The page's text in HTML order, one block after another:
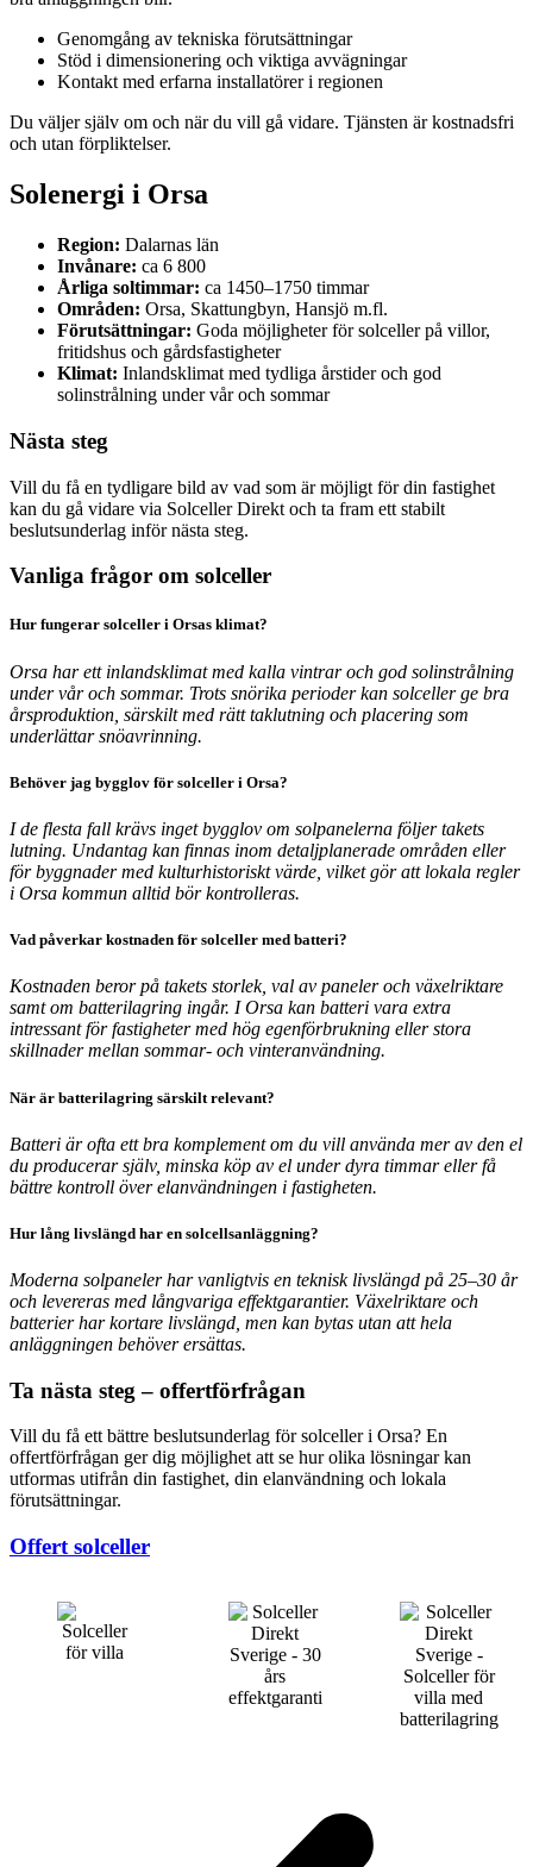
Genomgång av tekniska förutsättningar
Stöd i dimensionering och viktiga avvägningar
Kontakt med erfarna installatörer i regionen
Du väljer själv om och när du vill gå vidare. Tjänsten är kostnadsfri
och utan förpliktelser.
Solenergi i Orsa
Region: Dalarnas län
Invånare: ca 6 800
Årliga soltimmar: ca 1450–1750 timmar
Områden: Orsa, Skattungbyn, Hansjö m.fl.
Förutsättningar: Goda möjligheter för solceller på villor,
fritidshus och gårdsfastigheter
Klimat: Inlandsklimat med tydliga årstider och god
solinstrålning under vår och sommar
Nästa steg
Vill du få en tydligare bild av vad som är möjligt för din fastighet
kan du gå vidare via Solceller Direkt och ta fram ett stabilt
beslutsunderlag inför nästa steg.
Vanliga frågor om solceller
Hur fungerar solceller i Orsas klimat?
Orsa har ett inlandsklimat med kalla vintrar och god solinstrålning
under vår och sommar. Trots snörika perioder kan solceller ge bra
årsproduktion, särskilt med rätt taklutning och placering som
underlättar snöavrinning.
Behöver jag bygglov för solceller i Orsa?
I de flesta fall krävs inget bygglov om solpanelerna följer takets
lutning. Undantag kan finnas inom detaljplanerade områden eller
för byggnader med kulturhistoriskt värde, vilket gör att lokala regler
i Orsa kommun alltid bör kontrolleras.
Vad påverkar kostnaden för solceller med batteri?
Kostnaden beror på takets storlek, val av paneler och växelriktare
samt om batterilagring ingår. I Orsa kan batteri vara extra
intressant för fastigheter med hög egenförbrukning eller stora
skillnader mellan sommar- och vinteranvändning.
När är batterilagring särskilt relevant?
Batteri är ofta ett bra komplement om du vill använda mer av den el
du producerar själv, minska köp av el under dyra timmar eller få
bättre kontroll över elanvändningen i fastigheten.
Hur lång livslängd har en solcellsanläggning?
Moderna solpaneler har vanligtvis en teknisk livslängd på 25–30 år
och levereras med långvariga effektgarantier. Växelriktare och
batterier har kortare livslängd, men kan bytas utan att hela
anläggningen behöver ersättas.
Ta nästa steg – offertförfrågan
Vill du få ett bättre beslutsunderlag för solceller i Orsa? En
offertförfrågan ger dig möjlighet att se hur olika lösningar kan
utformas utifrån din fastighet, din elanvändning och lokala
förutsättningar.
Offert solceller